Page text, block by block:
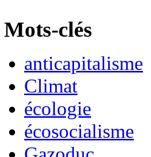
Mots-clés
anticapitalisme
Climat
écologie
écosocialisme